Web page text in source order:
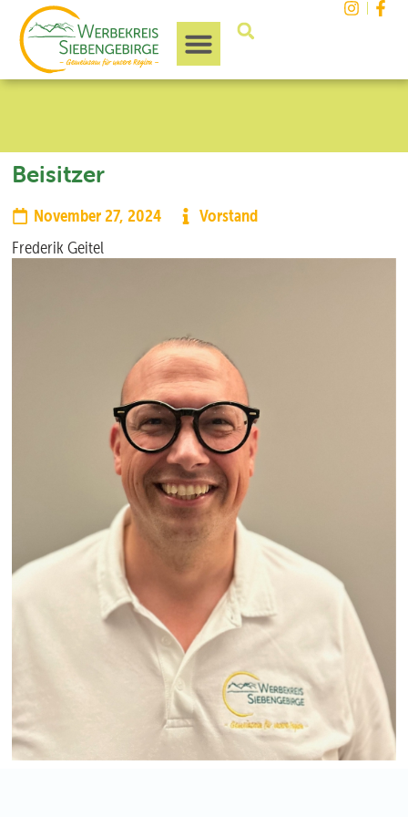
Beisitzer
November 27, 2024 Vorstand
Frederik Geitel